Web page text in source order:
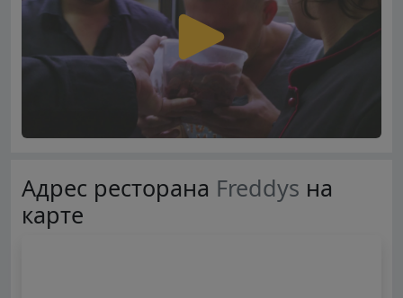
Адрес ресторана Freddys на
карте